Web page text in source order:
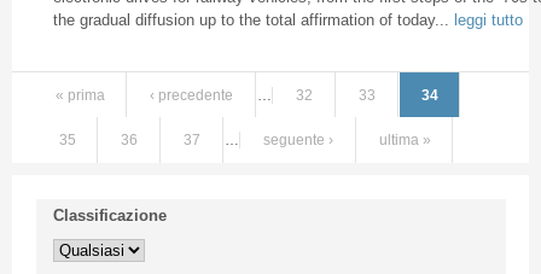
the gradual diffusion up to the total affirmation of today... leggi tutto
« prima ‹ precedente 32 33 34
35 36 37 … seguente › ultima »
Classificazione